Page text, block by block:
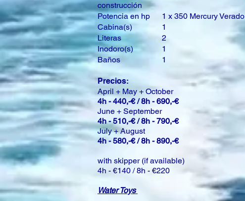
construcción
Potencia en hp
Cabina(s)
Literas
Inodoro(s)
Baños
1 x 350 Mercury Verado
1
2
1
1
Precios:
April + May + October
4h - 440,-€ / 8h - 690,-€
June + September
4h - 510,-€ / 8h - 790,-€
July + August
4h - 580,-€ / 8h - 890,-€
with skipper (if available)
4h - €140 / 8h - €220
Water Toys